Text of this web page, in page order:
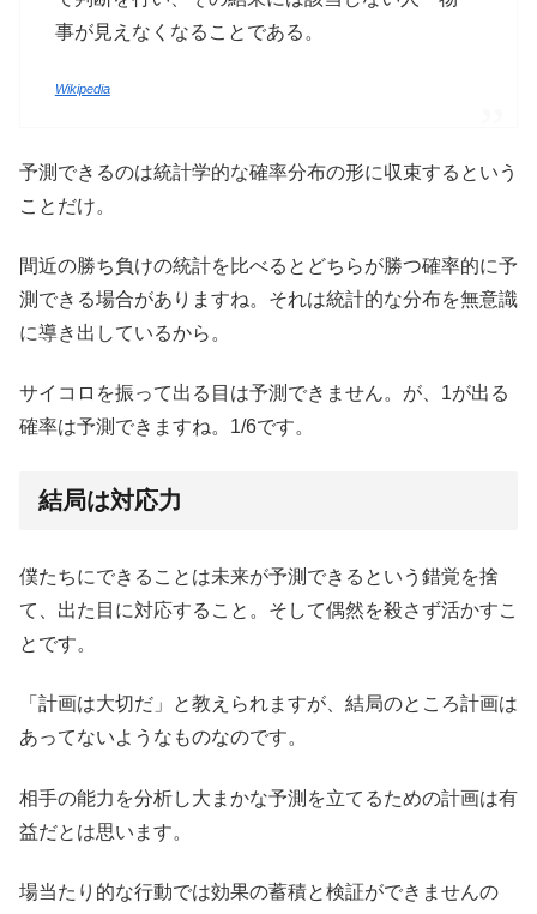
事が見えなくなることである。
Wikipedia
予測できるのは統計学的な確率分布の形に収束するという
ことだけ。
間近の勝ち負けの統計を比べるとどちらが勝つ確率的に予
測できる場合がありますね。それは統計的な分布を無意識
に導き出しているから。
サイコロを振って出る目は予測できません。が、1が出る
確率は予測できますね。1/6です。
結局は対応力
僕たちにできることは未来が予測できるという錯覚を捨
て、出た目に対応すること。そして偶然を殺さず活かすこ
とです。
「計画は大切だ」と教えられますが、結局のところ計画は
あってないようなものなのです。
相手の能力を分析し大まかな予測を立てるための計画は有
益だとは思います。
場当たり的な行動では効果の蓄積と検証ができませんの